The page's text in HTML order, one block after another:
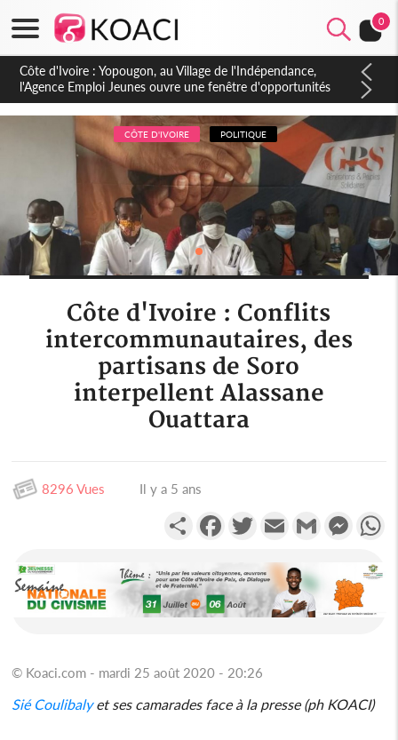
0
Côte d'Ivoire : CHU de Treichville, après la fronde, les agents
contractuels obtiennent un accord avec la direction sur les
arriérés du SMIG 2023
CÔTE D'IVOIRE POLITIQUE
Côte d'Ivoire : Conflits
intercommunautaires, des
partisans de Soro
interpellent Alassane
Ouattara
8296 Vues Il y a 5 ans
PartagerFacebookTwitterEmail Gmail
© Koaci.com - mardi 25 août 2020 - 20:26
Sié Coulibalyet ses camarades face à la presse (ph KOACI)